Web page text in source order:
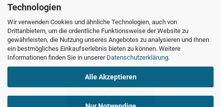
Technologien
Wir verwenden Cookies und ähnliche Technologien, auch von
Drittanbietern, um die ordentliche Funktionsweise der Website zu
gewährleisten, die Nutzung unseres Angebotes zu analysieren und Ihnen
ein bestmögliches Einkaufserlebnis bieten zu können. Weitere
Informationen finden Sie in unserer Datenschutzerklärung.
Alle Akzeptieren
Vertrag widerrufen